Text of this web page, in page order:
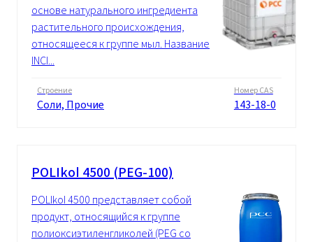
основе натурального ингредиента
растительного происхождения,
относящееся к группе мыл. Название
INCI...
Строение
Cоли, Прочие
Номер CAS
143-18-0
POLIkol 4500 (PEG-100)
POLIkol 4500 представляет собой
продукт, относящийся к группе
полиоксиэтиленгликолей (PEG со